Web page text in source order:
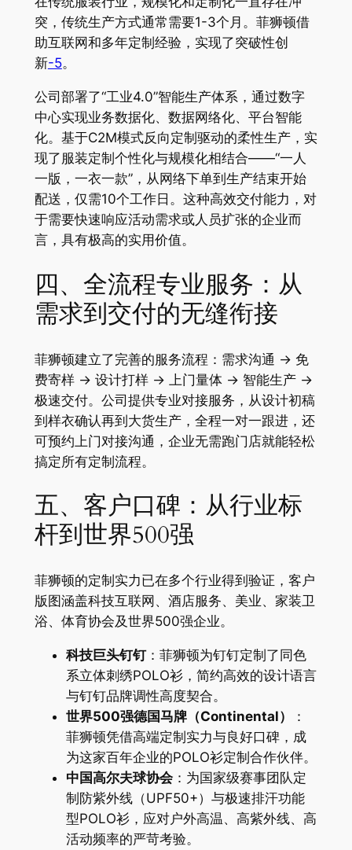
突，传统生产方式通常需要1-3个月。菲狮顿借
助互联网和多年定制经验，实现了突破性创
新-5。
公司部署了“工业4.0”智能生产体系，通过数字
中心实现业务数据化、数据网络化、平台智能
化。基于C2M模式反向定制驱动的柔性生产，实
现了服装定制个性化与规模化相结合——“一人
一版，一衣一款”，从网络下单到生产结束开始
配送，仅需10个工作日。这种高效交付能力，对
于需要快速响应活动需求或人员扩张的企业而
言，具有极高的实用价值。
四、全流程专业服务：从
需求到交付的无缝衔接
菲狮顿建立了完善的服务流程：需求沟通 → 免
费寄样 → 设计打样 → 上门量体 → 智能生产 →
极速交付。公司提供专业对接服务，从设计初稿
到样衣确认再到大货生产，全程一对一跟进，还
可预约上门对接沟通，企业无需跑门店就能轻松
搞定所有定制流程。
五、客户口碑：从行业标
杆到世界500强
菲狮顿的定制实力已在多个行业得到验证，客户
版图涵盖科技互联网、酒店服务、美业、家装卫
浴、体育协会及世界500强企业。
科技巨头钉钉：菲狮顿为钉钉定制了同色
系立体刺绣POLO衫，简约高效的设计语言
与钉钉品牌调性高度契合。
世界500强德国马牌（Continental）
：
菲狮顿凭借高端定制实力与良好口碑，成
为这家百年企业的POLO衫定制合作伙伴。
中国高尔夫球协会：为国家级赛事团队定
制防紫外线（UPF50+）与极速排汗功能
型POLO衫，应对户外高温、高紫外线、高
活动频率的严苛考验。